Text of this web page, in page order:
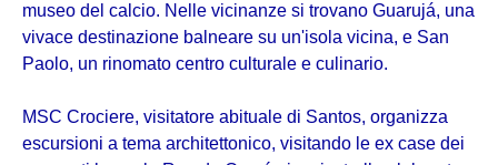
museo del calcio. Nelle vicinanze si trovano Guarujá, una
vivace destinazione balneare su un'isola vicina, e San
Paolo, un rinomato centro culturale e culinario.
MSC Crociere, visitatore abituale di Santos, organizza
escursioni a tema architettonico, visitando le ex case dei